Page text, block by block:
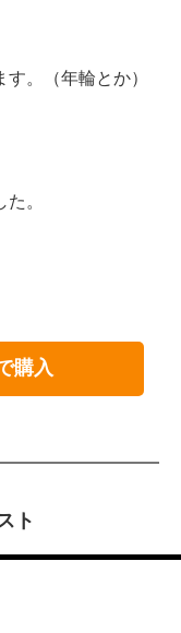
。（年輪とか）
。
購入
ト